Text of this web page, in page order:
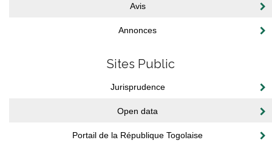
Avis
Annonces
Sites Public
Jurisprudence
Open data
Portail de la République Togolaise